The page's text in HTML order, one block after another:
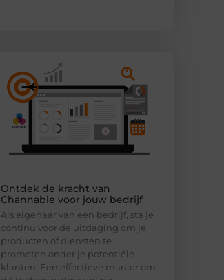
Ontdek de kracht van
Channable voor jouw bedrijf
Als eigenaar van een bedrijf, sta je
continu voor de uitdaging om je
producten of diensten te
promoten onder je potentiële
klanten. Een effectieve manier om